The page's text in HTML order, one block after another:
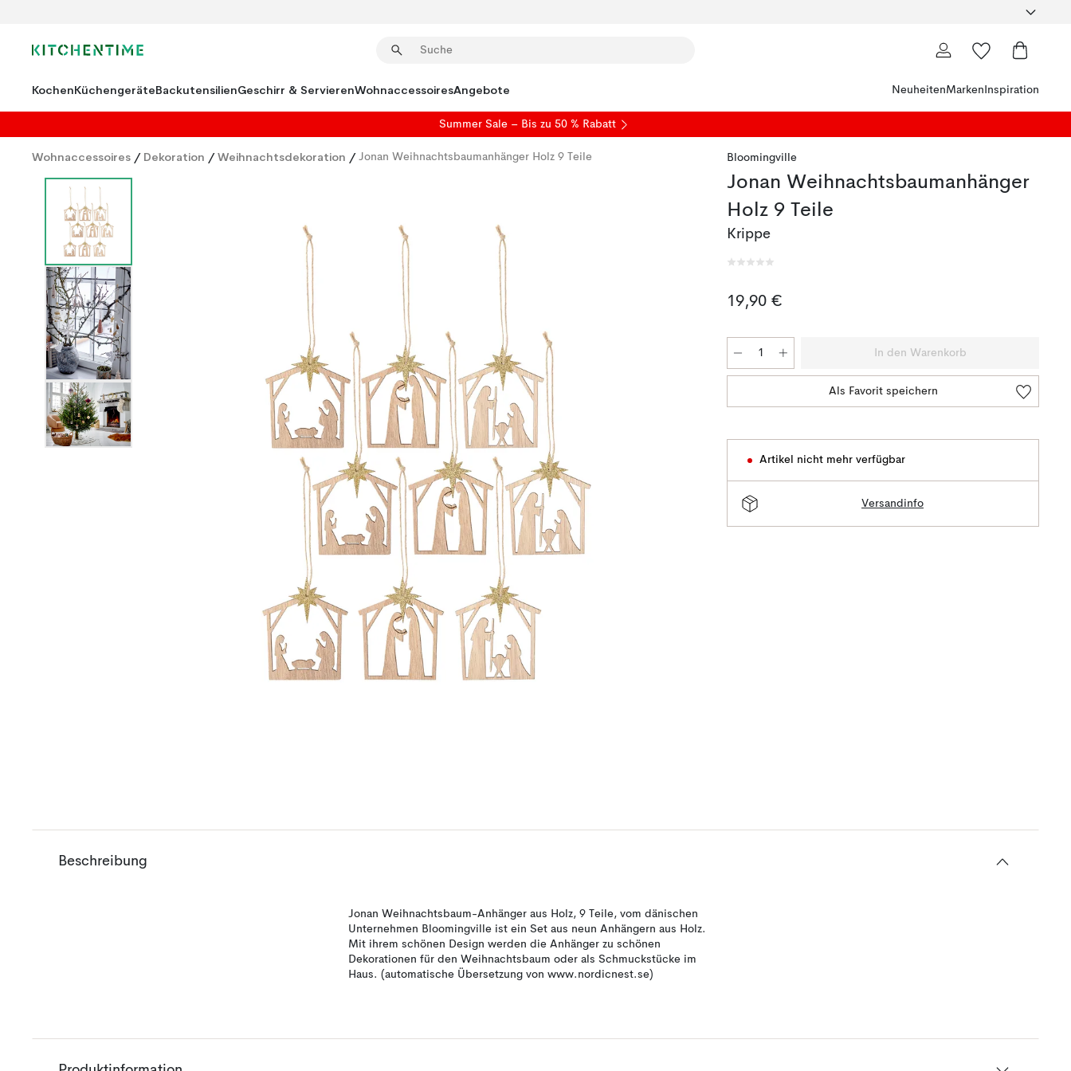
KochenKüchengeräteBackutensilienGeschirr & ServierenWohnaccessoiresAngebote NeuheitenMarken Inspiration
Summer Sale – Bis zu 50 % Rabatt
Wohnaccessoires / Dekoration / Weihnachtsdekoration / Jonan Weihnachtsbaumanhänger Holz 9 Teile Bloomingville
Jonan Weihnachtsbaumanhänger
Holz 9 Teile
Krippe
19,90 €
In den Warenkorb
Als Favorit speichern
Artikel nicht mehr verfügbar
Versandinfo
Beschreibung
Jonan Weihnachtsbaum-Anhänger aus Holz, 9 Teile, vom dänischen
Unternehmen Bloomingville ist ein Set aus neun Anhängern aus Holz.
Mit ihrem schönen Design werden die Anhänger zu schönen
Dekorationen für den Weihnachtsbaum oder als Schmuckstücke im
Haus. (automatische Übersetzung von www.nordicnest.se)